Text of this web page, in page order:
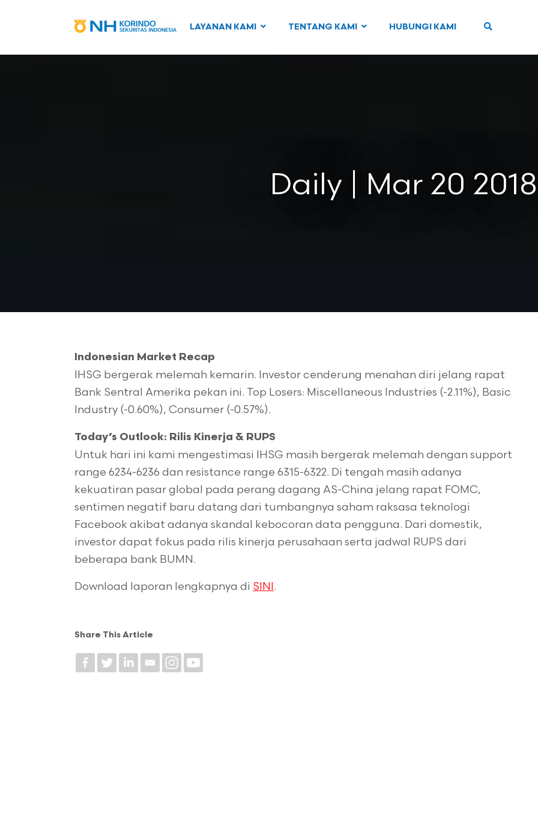
LAYANAN KAMI TENTANG KAMI HUBUNGI KAMI
Daily | Mar 20 2018
Indonesian Market Recap
IHSG bergerak melemah kemarin. Investor cenderung menahan diri jelang rapat
Bank Sentral Amerika pekan ini. Top Losers: Miscellaneous Industries (-2.11%), Basic
Industry (-0.60%), Consumer (-0.57%).
Today’s Outlook: Rilis Kinerja & RUPS
Untuk hari ini kami mengestimasi IHSG masih bergerak melemah dengan support
range 6234-6236 dan resistance range 6315-6322. Di tengah masih adanya
kekuatiran pasar global pada perang dagang AS-China jelang rapat FOMC,
sentimen negatif baru datang dari tumbangnya saham raksasa teknologi
Facebook akibat adanya skandal kebocoran data pengguna. Dari domestik,
investor dapat fokus pada rilis kinerja perusahaan serta jadwal RUPS dari
beberapa bank BUMN.
Download laporan lengkapnya di SINI .
Share This Article